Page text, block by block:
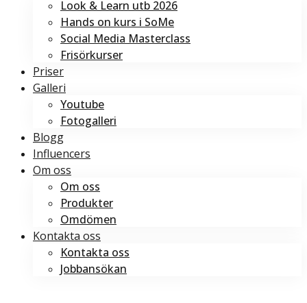
Look & Learn utb 2026
Hands on kurs i SoMe
Social Media Masterclass
Frisörkurser
Priser
Galleri
Youtube
Fotogalleri
Blogg
Influencers
Om oss
Om oss
Produkter
Omdömen
Kontakta oss
Kontakta oss
Jobbansökan